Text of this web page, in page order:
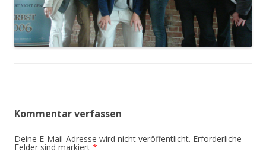
Kommentar verfassen
Deine E-Mail-Adresse wird nicht veröffentlicht. Erforderliche
Felder sind markiert *